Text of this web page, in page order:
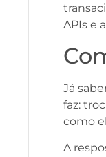
APIs e
Já
faz:
como
A